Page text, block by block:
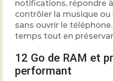
notifications, répondre
contrôler la musique ou
sans ouvrir le
temps tout en
12 Go de RAM et
performant